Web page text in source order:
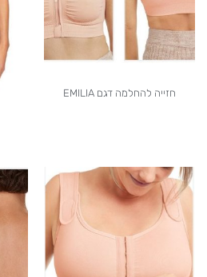
חזייה להחלמה דגם EMILIA